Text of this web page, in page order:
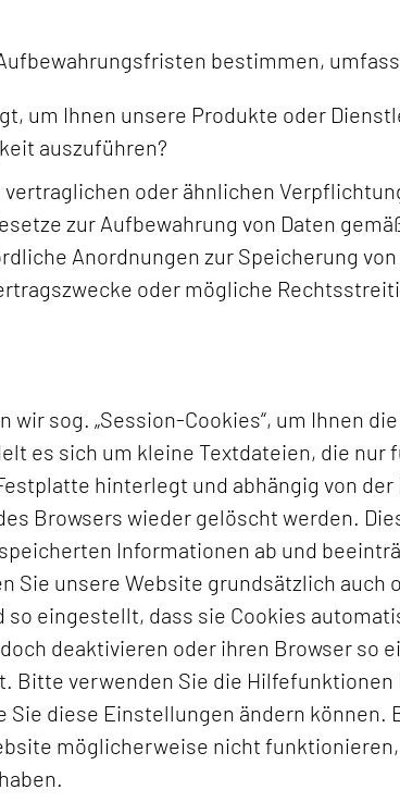
bestimmen,
um Ihnen unsere Produkte oder
auszuführen?
oder ähnlichen
zur Aufbewahrung von Daten
Anordnungen zur Speicherung
oder mögliche
sog. „Session-Cookies“, um Ihnen
es sich um kleine Textdateien, die nur
hinterlegt und abhängig von
Browsers wieder gelöscht werden.
Informationen ab und
Sie unsere Website grundsätzlich auch
eingestellt, dass sie Cookies
deaktivieren oder ihren Browser so
Bitte verwenden Sie die Hilfefunktionen
Sie diese Einstellungen ändern können.
möglicherweise nicht